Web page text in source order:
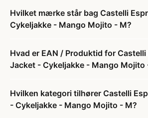
Hvilket mærke står bag Castelli
Cykeljakke - Mango Mojito - M?
Hvad er EAN / Produktid for
Jacket - Cykeljakke - Mango Mojito
Hvilken kategori tilhører Castelli
- Cykeljakke - Mango Mojito - M?